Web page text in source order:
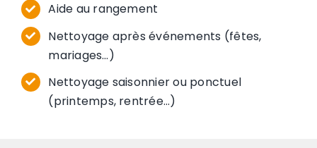
Aide au rangement
Nettoyage après événements (fêtes,
mariages…)
Nettoyage saisonnier ou ponctuel
(printemps, rentrée…)